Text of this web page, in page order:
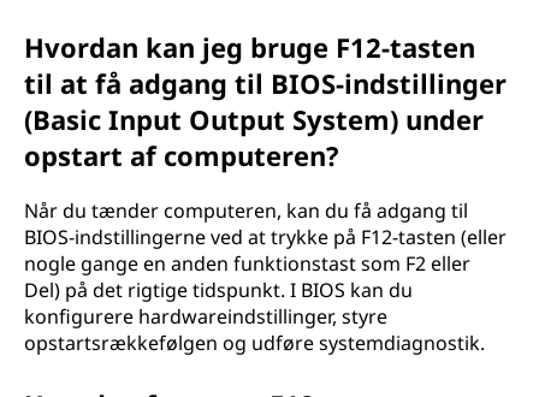
Hvordan kan jeg bruge F12-tasten
til at få adgang til BIOS-indstillinger
(Basic Input Output System) under
opstart af computeren?
Når du tænder computeren, kan du få adgang til
BIOS-indstillingerne ved at trykke på F12-tasten (eller
nogle gange en anden funktionstast som F2 eller
Del) på det rigtige tidspunkt. I BIOS kan du
konfigurere hardwareindstillinger, styre
opstartsrækkefølgen og udføre systemdiagnostik.